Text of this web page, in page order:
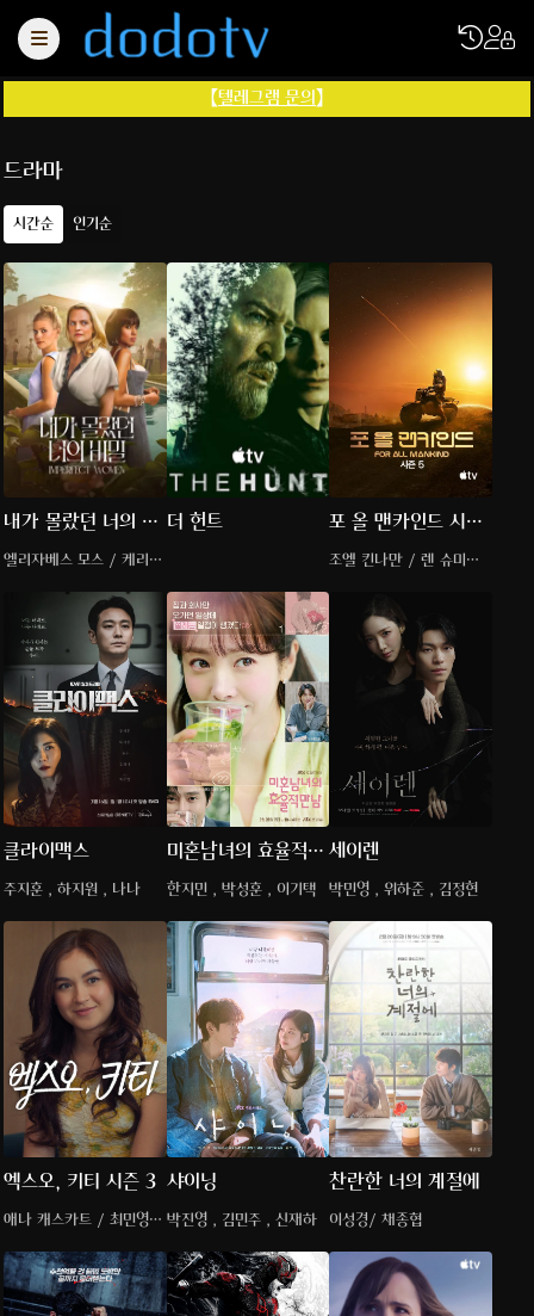
【텔레그램 문의】
드라마
시간순 인기순
내가 몰랐던 너의 비
밀
엘리자베스 모스 / 케리
더 헌트
포 올 맨카인드 시즌
5
조엘 킨나만 / 렌 슈미트
클라이맥스
주지훈 , 하지원 , 나나
미혼남녀의 효율적
만남
한지민 , 박성훈 , 이기택
세이렌
박민영 , 위하준 , 김정현
엑스오, 키티 시즌 3
애나 캐스카트 / 최민영 /
샤이닝
박진영 , 김민주 , 신재하
찬란한 너의 계절에
이성경/ 채종협